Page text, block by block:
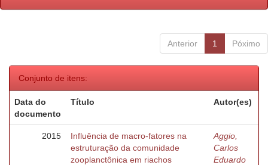
Anterior 1 Póximo
Conjunto de itens:
Data do
documento
Título Autor(es)
2015
Influência de macro-fatores na
estruturação da comunidade
zooplanctônica em riachos
Aggio,
Carlos
Eduardo